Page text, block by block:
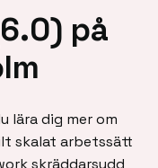
på
lära dig mer om
skalat arbetssätt
skräddarsydd